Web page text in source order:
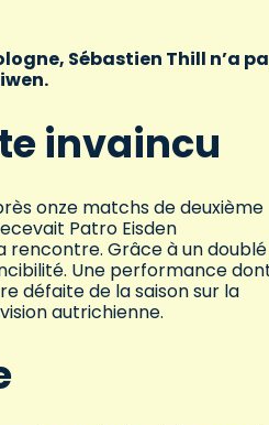
Sébastien Thill n’a
invaincu
onze matchs de deuxième
Patro Eisden
rencontre. Grâce à un
Une performance
défaite de la saison sur la
autrichienne.